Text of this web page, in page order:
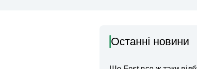
Останні новини